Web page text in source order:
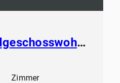
Attraktive Erdgeschosswohnung in gepflegtem Mehrfamilienhaus
Zimmer